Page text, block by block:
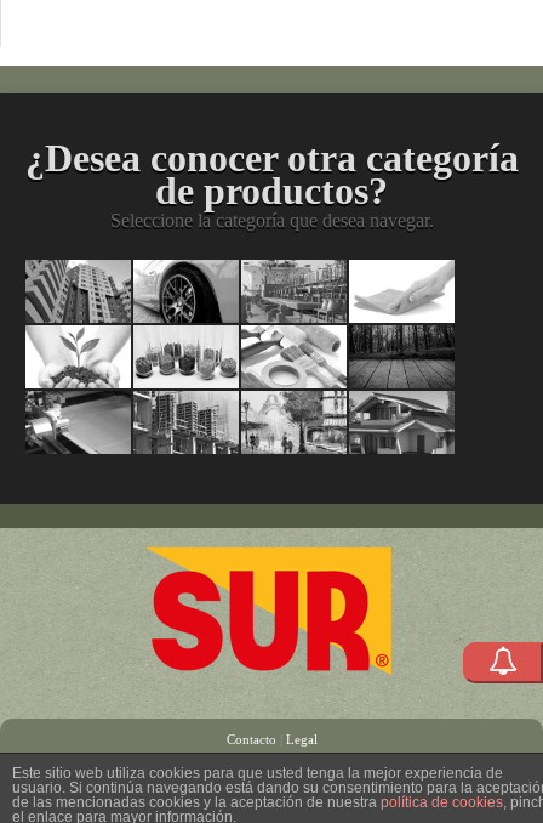
¿Desea conocer otra categoría
de productos?
Seleccione la categoría que desea navegar.
Pinturas
Arquitectónicas
y
Revestimientos
Acabados
Automotrices
Industrial
/
Marino
y
Polímeros
y
Agropecuario
Materias
Primas
para
la
Industria
División
HEA
Equipos
y
Accesorios)
para
Madera
Adhesivos
Productos
para
Construcción
Productos
para
Artistas
Sistema
MKS
Contacto Legal
Este sitio web utiliza cookies para que usted tenga la mejor experiencia de
usuario. Si continúa navegando está dando su consentimiento para la
de las mencionadas cookies y la aceptación de nuestra política de cookies,
el enlace para mayor información.